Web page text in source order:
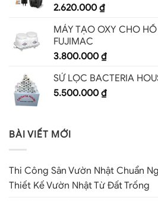
2.620.000₫
MÁY TẠO OXY CHO
FUJIMAC
3.800.000₫
SỨ LỌC BACTERIA
5.500.000₫
BÀI VIẾT MỚI
Thi Công Sân Vườn Nhật Chuẩn
Thiết Kế Vườn Nhật Từ Đất Trống